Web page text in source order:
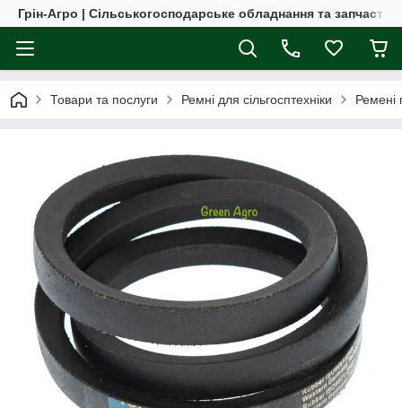
Грін-Агро | Сільськогосподарське обладнання та
Товари та послуги Ремні для сільгосптехніки Ремені